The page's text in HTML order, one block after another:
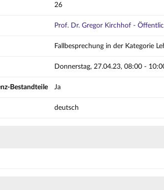
26
Prof. Dr. Gregor Kirchhof -
Fallbesprechung in der Kategorie
Donnerstag, 27.04.23, 08:00 -
Bestandteile Ja
deutsch